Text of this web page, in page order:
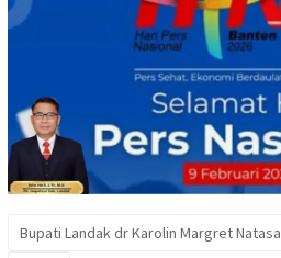
Bupati Landak dr Karolin Margret Natasa